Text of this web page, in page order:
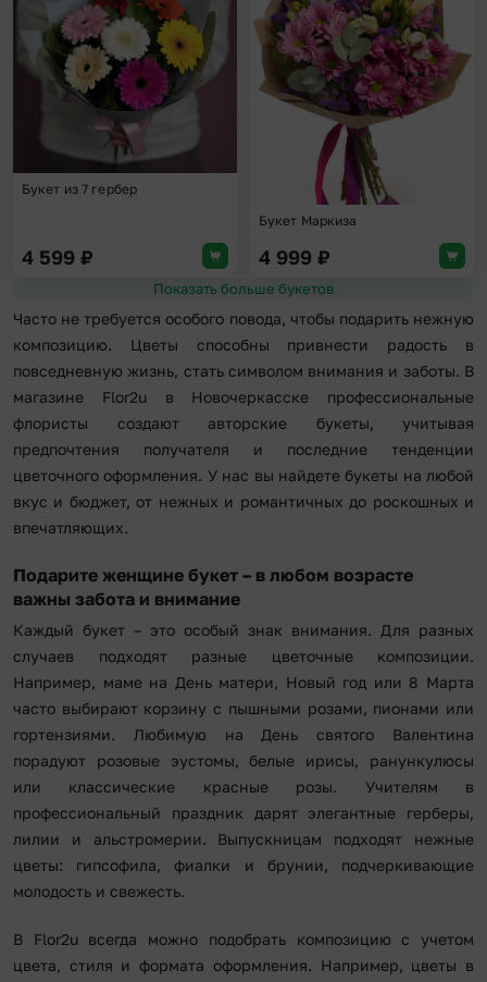
Букет из 7 гербер
4 599 ₽
Букет Маркиза
4 999 ₽
Показать больше букетов
Часто не требуется особого повода, чтобы подарить нежную
композицию. Цветы способны привнести радость в
повседневную жизнь, стать символом внимания и заботы. В
магазине Flor2u в Новочеркасске профессиональные
флористы создают авторские букеты, учитывая
предпочтения получателя и последние тенденции
цветочного оформления. У нас вы найдете букеты на любой
вкус и бюджет, от нежных и романтичных до роскошных и
впечатляющих.
Подарите женщине букет – в любом возрасте
важны забота и внимание
Каждый букет – это особый знак внимания. Для разных
случаев подходят разные цветочные композиции.
Например, маме на День матери, Новый год или 8 Марта
часто выбирают корзину с пышными розами, пионами или
гортензиями. Любимую на День святого Валентина
порадуют розовые эустомы, белые ирисы, ранункулюсы
или классические красные розы. Учителям в
профессиональный праздник дарят элегантные герберы,
лилии и альстромерии. Выпускницам подходят нежные
цветы: гипсофила, фиалки и брунии, подчеркивающие
молодость и свежесть.
В Flor2u всегда можно подобрать композицию с учетом
цвета, стиля и формата оформления. Например, цветы в